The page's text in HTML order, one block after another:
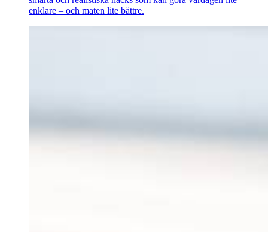
enklare – och maten lite bättre.